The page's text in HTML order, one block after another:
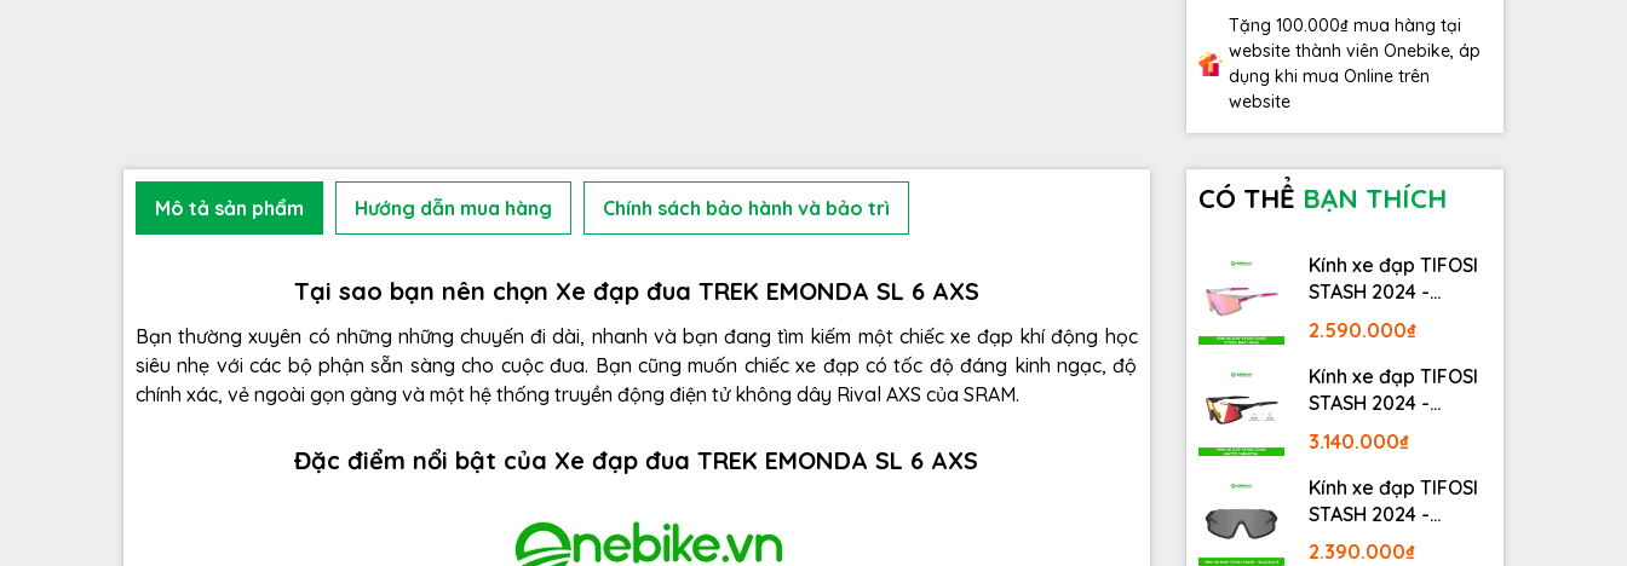
Tặng 100.000₫ mua hàng tại
website thành viên Onebike, áp
dụng khi mua Online trên
website
Mô tả sản phẩm Hướng dẫn mua hàng Chính sách bảo hành và bảo trì
Tại sao bạn nên chọn Xe đạp đua TREK EMONDA SL 6 AXS
Bạn thường xuyên có những những chuyến đi dài, nhanh và bạn đang tìm kiếm một chiếc xe đạp khí động học
siêu nhẹ với các bộ phận sẵn sàng cho cuộc đua. Bạn cũng muốn chiếc xe đạp có tốc độ đáng kinh ngạc, độ
chính xác, vẻ ngoài gọn gàng và một hệ thống truyền động điện tử không dây Rival AXS của SRAM.
Đặc điểm nổi bật của Xe đạp đua TREK EMONDA SL 6 AXS
CÓ THỂ BẠN THÍCH
Kính xe đạp TIFOSI
STASH 2024 -
STASH, RACE PINK
2.590.000₫
Kính xe đạp TIFOSI
STASH 2024 -
MATTE GUNMETAL
3.140.000₫
Kính xe đạp TIFOSI
STASH 2024 -
BLACKOUT
2.390.000₫